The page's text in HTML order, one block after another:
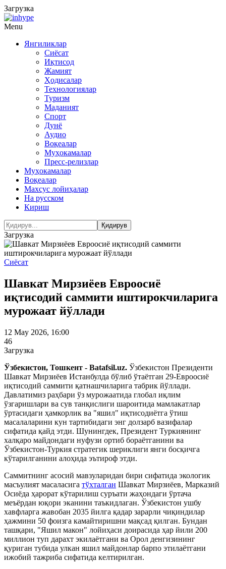
Загрузка
Menu
Янгиликлар
Сиёсат
Иқтисод
Жамият
Ҳодисалар
Технологиялар
Туризм
Маданият
Спорт
Дунё
Аудио
Воқеалар
Муҳокамалар
Пресс-релизлар
Муҳокамалар
Воқеалар
Махсус лойиҳалар
На русском
Кириш
Загрузка
Сиёсат
Шавкат Мирзиёев Евроосиё
иқтисодий саммити иштирокчиларига
мурожаат йўллади
12 May 2026, 16:00
46
Загрузка
Ўзбекистон, Тошкент - Batafsil.uz. Ўзбекистон Президенти
Шавкат Мирзиёев Истанбулда бўлиб ўтаётган 29-Евроосиё
иқтисодий саммити қатнашчиларига табрик йўллади.
Давлатимиз раҳбари ўз мурожаатида глобал иқлим
ўзгаришлари ва сув танқислиги шароитида мамлакатлар
ўртасидаги ҳамкорлик ва "яшил" иқтисодиётга ўтиш
масалаларини кун тартибидаги энг долзарб вазифалар
сифатида қайд этди. Шунингдек, Президент Туркиянинг
халқаро майдондаги нуфузи ортиб бораётганини ва
Ўзбекистон-Туркия стратегик шериклиги янги босқичга
кўтарилганини алоҳида эътироф этди.
Саммитнинг асосий мавзуларидан бири сифатида экологик
масъулият масаласига тўхталган Шавкат Мирзиёев, Марказий
Осиёда ҳарорат кўтарилиш суръати жаҳондаги ўртача
меъёрдан юқори эканини таъкидлаган. Ўзбекистон ушбу
хавфларга жавобан 2035 йилга қадар зарарли чиқиндилар
ҳажмини 50 фоизга камайтиришни мақсад қилган. Бундан
ташқари, "Яшил макон" лойиҳаси доирасида ҳар йили 200
миллион туп дарахт экилаётгани ва Орол денгизининг
қуриган тубида улкан яшил майдонлар барпо этилаётгани
ижобий тажриба сифатида келтирилган.